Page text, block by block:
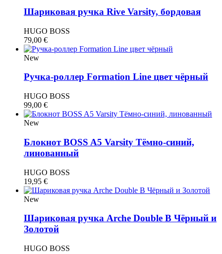
Шариковая ручка Rive Varsity, бордовая
HUGO BOSS
79,00 €
New
Ручка-роллер Formation Line цвет чёрный
HUGO BOSS
99,00 €
New
Блокнот BOSS A5 Varsity Тёмно-синий,
линованный
HUGO BOSS
19,95 €
New
Шариковая ручка Arche Double B Чёрный и
Золотой
HUGO BOSS